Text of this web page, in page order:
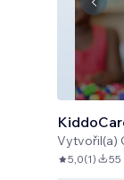
Vytvořil(a)
5,0(1) 55